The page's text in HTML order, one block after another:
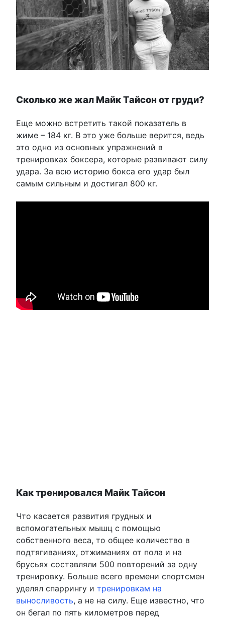
Сколько же жал Майк Тайсон от груди?
Еще можно встретить такой показатель в
жиме – 184 кг. В это уже больше верится, ведь
это одно из основных упражнений в
тренировках боксера, которые развивают силу
удара. За всю историю бокса его удар был
самым сильным и достигал 800 кг.
Как тренировался Майк Тайсон
Что касается развития грудных и
вспомогательных мышц с помощью
собственного веса, то общее количество в
подтягиваниях, отжиманиях от пола и на
брусьях составляли 500 повторений за одну
тренировку. Больше всего времени спортсмен
уделял спаррингу и тренировкам на
выносливость, а не на силу. Еще известно, что
он бегал по пять километров перед